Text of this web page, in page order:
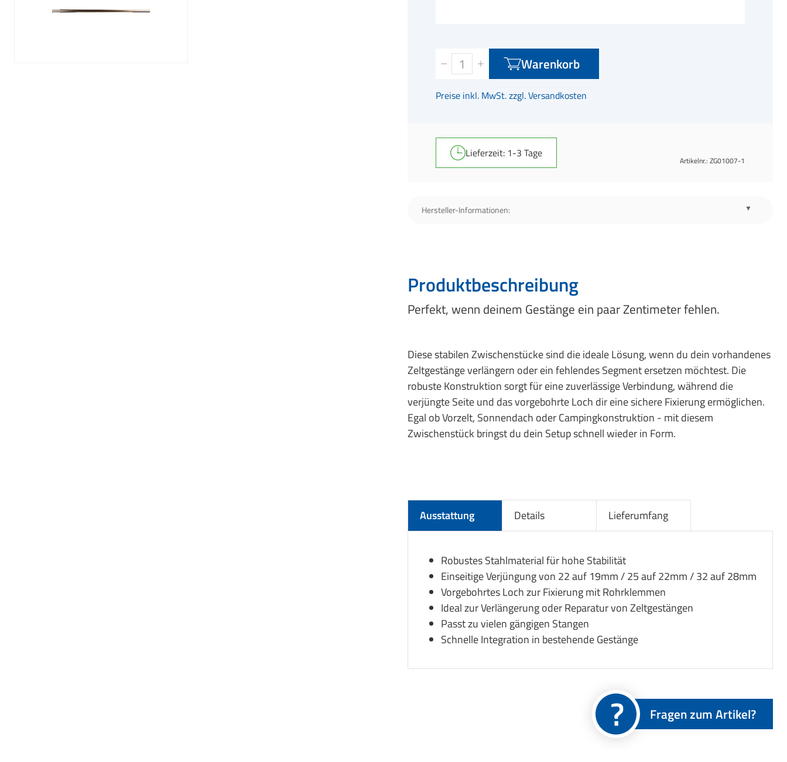
Warenkorb
Preise inkl. MwSt. zzgl. Versandkosten
Lieferzeit: 1-3 Tage
Artikelnr.: ZG01007-1
Hersteller-Informationen:
Produktbeschreibung
Perfekt, wenn deinem Gestänge ein paar Zentimeter fehlen.
Diese stabilen Zwischenstücke sind die ideale Lösung, wenn du dein vorhandenes
Zeltgestänge verlängern oder ein fehlendes Segment ersetzen möchtest. Die
robuste Konstruktion sorgt für eine zuverlässige Verbindung, während die
verjüngte Seite und das vorgebohrte Loch dir eine sichere Fixierung ermöglichen.
Egal ob Vorzelt, Sonnendach oder Campingkonstruktion - mit diesem
Zwischenstück bringst du dein Setup schnell wieder in Form.
Ausstattung Details Lieferumfang
Robustes Stahlmaterial für hohe Stabilität
Einseitige Verjüngung von 22 auf 19mm / 25 auf 22mm / 32 auf 28mm
Vorgebohrtes Loch zur Fixierung mit Rohrklemmen
Ideal zur Verlängerung oder Reparatur von Zeltgestängen
Passt zu vielen gängigen Stangen
Schnelle Integration in bestehende Gestänge
Fragen zum Artikel?